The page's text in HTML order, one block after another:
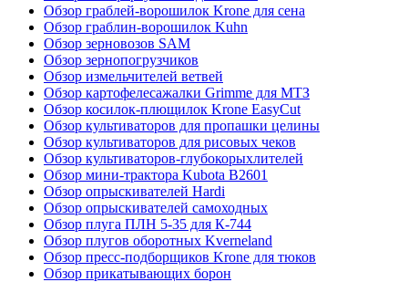
Обзор граблей-ворошилок Krone для сена
Обзор граблин-ворошилок Kuhn
Обзор зерновозов SAM
Обзор зернопогрузчиков
Обзор измельчителей ветвей
Обзор картофелесажалки Grimme для МТЗ
Обзор косилок-плющилок Krone EasyCut
Обзор культиваторов для пропашки целины
Обзор культиваторов для рисовых чеков
Обзор культиваторов-глубокорыхлителей
Обзор мини-трактора Kubota B2601
Обзор опрыскивателей Hardi
Обзор опрыскивателей самоходных
Обзор плуга ПЛН 5-35 для К-744
Обзор плугов оборотных Kverneland
Обзор пресс-подборщиков Krone для тюков
Обзор прикатывающих борон